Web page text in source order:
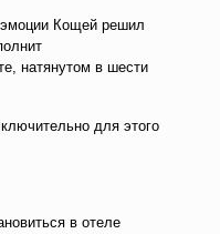
Кощей решил
натянутом в шести
для этого
в отеле